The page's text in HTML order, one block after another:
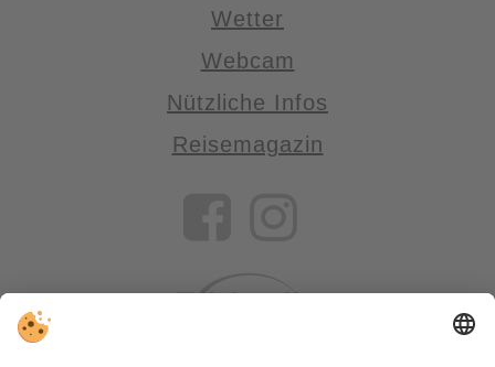
Wetter
Webcam
Nützliche Infos
Reisemagazin